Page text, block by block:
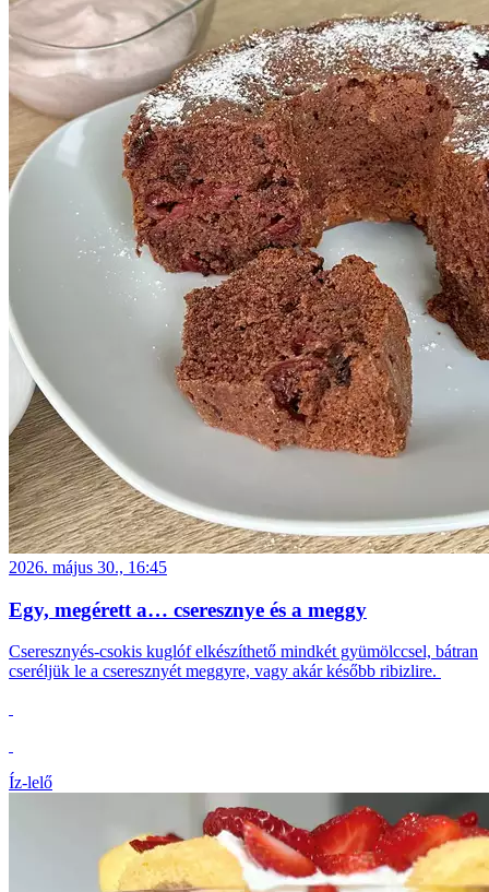
2026. május 30., 16:45
Egy, megérett a… cseresznye és a meggy
Cseresznyés-csokis kuglóf elkészíthető mindkét gyümölccsel, bátran
cseréljük le a cseresznyét meggyre, vagy akár később ribizlire.
Íz-lelő